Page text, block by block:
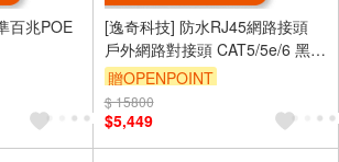
百兆POE
[逸奇科技] 防水RJ45網路接頭
戶外網路對接頭 CAT5/5e/6 黑色
200個/組
贈OPENPOINT
$ 15800
$5,449